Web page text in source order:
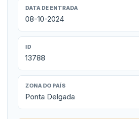
DATA DE ENTRADA
08-10-2024
ID
13788
ZONA DO PAÍS
Ponta Delgada